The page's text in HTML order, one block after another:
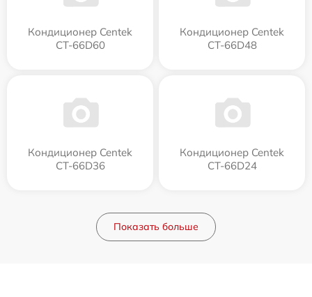
Кондиционер Centek
CT-66D60
Кондиционер Centek
CT-66D48
Кондиционер Centek
CT-66D36
Кондиционер Centek
CT-66D24
Показать больше